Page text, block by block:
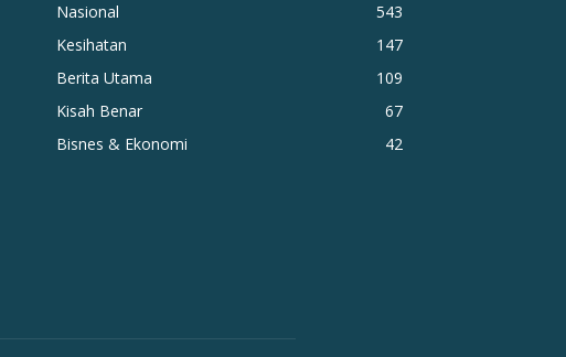
Nasional
543
Kesihatan
147
Berita Utama
109
Kisah Benar
67
Bisnes & Ekonomi
42